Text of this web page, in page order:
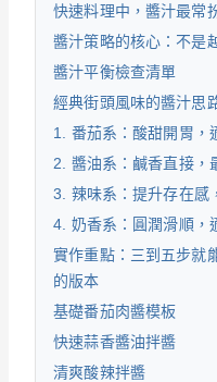
快速料理中，醬汁最常
醬汁策略的核心：不是
醬汁平衡檢查清單
經典街頭風味的醬汁思
1. 番茄系：酸甜開胃，
2. 醬油系：鹹香直接，
3. 辣味系：提升存在感
4. 奶香系：圓潤滑順，
實作重點：三到五步就
的版本
基礎番茄肉醬模板
快速蒜香醬油拌醬
清爽酸辣拌醬